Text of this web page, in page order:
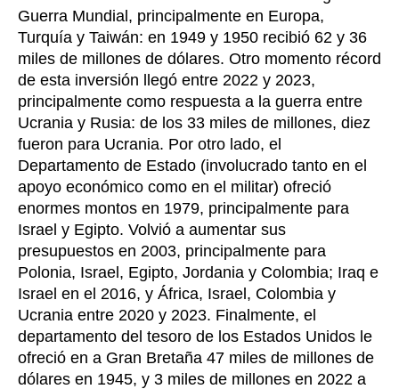
Guerra Mundial, principalmente en Europa,
Turquía y Taiwán: en 1949 y 1950 recibió 62 y 36
miles de millones de dólares. Otro momento récord
de esta inversión llegó entre 2022 y 2023,
principalmente como respuesta a la guerra entre
Ucrania y Rusia: de los 33 miles de millones, diez
fueron para Ucrania. Por otro lado, el
Departamento de Estado (involucrado tanto en el
apoyo económico como en el militar) ofreció
enormes montos en 1979, principalmente para
Israel y Egipto. Volvió a aumentar sus
presupuestos en 2003, principalmente para
Polonia, Israel, Egipto, Jordania y Colombia; Iraq e
Israel en el 2016, y África, Israel, Colombia y
Ucrania entre 2020 y 2023. Finalmente, el
departamento del tesoro de los Estados Unidos le
ofreció en a Gran Bretaña 47 miles de millones de
dólares en 1945, y 3 miles de millones en 2022 a